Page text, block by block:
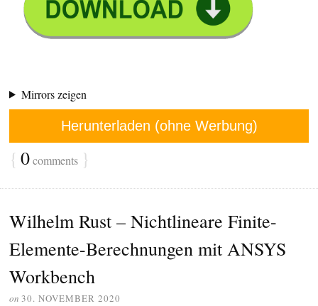
Mirrors zeigen
Herunterladen (ohne Werbung)
{ 0comments }
Wilhelm Rust – Nichtlineare Finite-
Elemente-Berechnungen mit ANSYS
Workbench
on 30. NOVEMBER 2020